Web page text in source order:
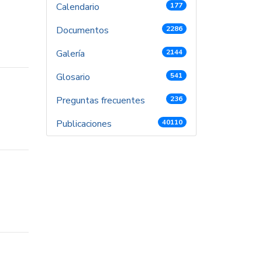
Calendario
177
Documentos 2286
Galería 2144
Glosario 541
Preguntas frecuentes 236
Publicaciones 40110